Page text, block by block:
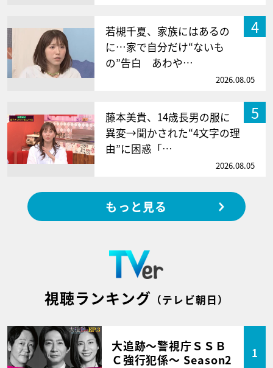
4
若槻千夏、家族にはあるの
に…家で自分だけ“ないも
の”告白 あわや…
2026.08.05
5
藤本美貴、14歳長男の服に
異変→聞かされた“4文字の理
由”に困惑「…
2026.08.05
もっと見る
視聴ランキング （テレビ朝日）
大追跡～警視庁ＳＳＢ
Ｃ強行犯係～ Season2
1